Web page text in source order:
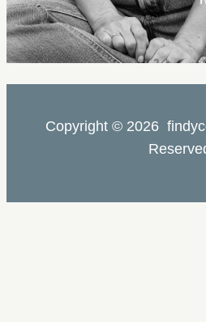
Copyright © 2026